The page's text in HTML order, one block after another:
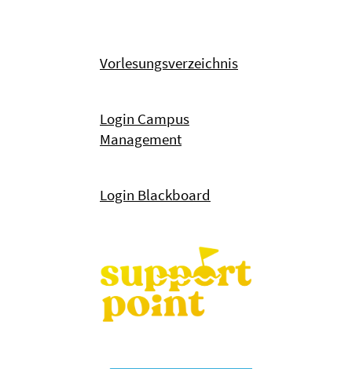
Vorlesungsverzeichnis
Login Campus
Management
Login Blackboard